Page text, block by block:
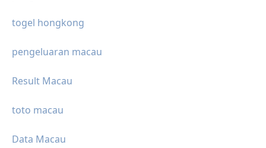
togel hongkong
pengeluaran macau
Result Macau
toto macau
Data Macau